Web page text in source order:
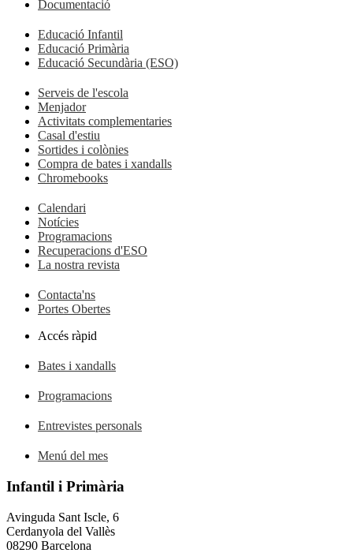
Documentació
Educació Infantil
Educació Primària
Educació Secundària (ESO)
Serveis de l'escola
Menjador
Activitats complementaries
Casal d'estiu
Sortides i colònies
Compra de bates i xandalls
Chromebooks
Calendari
Notícies
Programacions
Recuperacions d'ESO
La nostra revista
Contacta'ns
Portes Obertes
Accés ràpid
Bates i xandalls
Programacions
Entrevistes personals
Menú del mes
Infantil i Primària
Avinguda Sant Iscle, 6
Cerdanyola del Vallès
08290 Barcelona